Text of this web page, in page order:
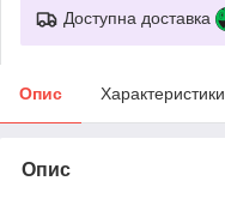
Доступна доставка
Опис Характеристики
Опис